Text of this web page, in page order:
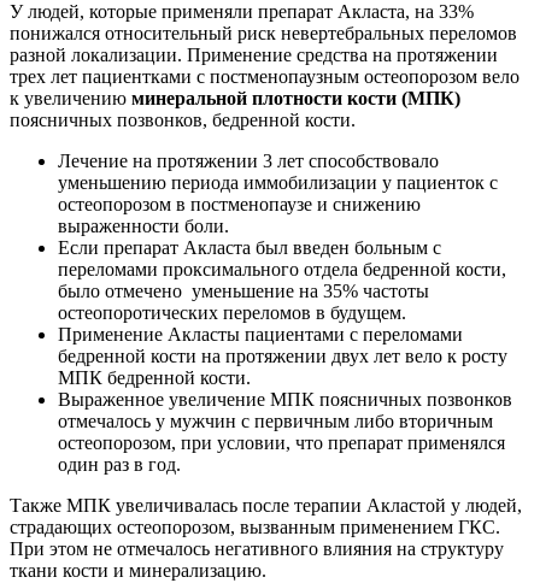
У людей, которые применяли препарат Акласта, на 33%
понижался относительный риск невертебральных переломов
разной локализации. Применение средства на протяжении
трех лет пациентками с постменопаузным остеопорозом вело
к увеличению минеральной плотности кости (МПК)
поясничных позвонков, бедренной кости.
Лечение на протяжении 3 лет способствовало
уменьшению периода иммобилизации у пациенток с
остеопорозом в постменопаузе и снижению
выраженности боли.
Если препарат Акласта был введен больным с
переломами проксимального отдела бедренной кости,
было отмечено уменьшение на 35% частоты
остеопоротических переломов в будущем.
Применение Акласты пациентами с переломами
бедренной кости на протяжении двух лет вело к росту
МПК бедренной кости.
Выраженное увеличение МПК поясничных позвонков
отмечалось у мужчин с первичным либо вторичным
остеопорозом, при условии, что препарат применялся
один раз в год.
Также МПК увеличивалась после терапии Акластой у людей,
страдающих остеопорозом, вызванным применением ГКС.
При этом не отмечалось негативного влияния на структуру
ткани кости и минерализацию.